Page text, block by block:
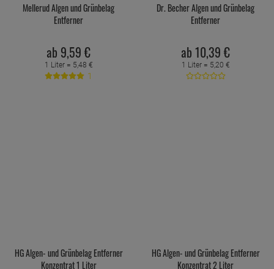
Mellerud Algen und Grünbelag
Entferner
ab 9,59 €
1 Liter = 5,48 €
1
Dr. Becher Algen und Grünbelag
Entferner
ab 10,39 €
1 Liter = 5,20 €
HG Algen- und Grünbelag Entferner
Konzentrat 1 Liter
HG Algen- und Grünbelag Entferner
Konzentrat 2 Liter